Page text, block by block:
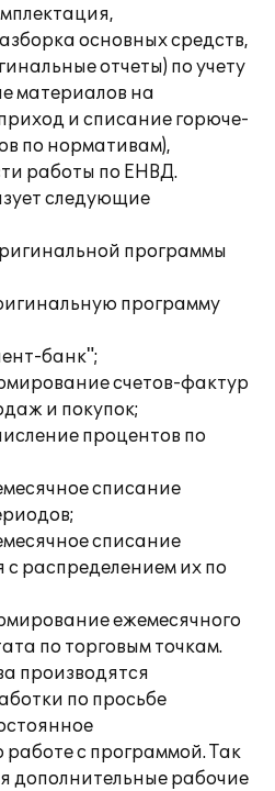
основных средств,
отчеты) по учету
материалов на
и списание горюче-
по нормативам),
работы по ЕНВД.
следующие
программы
программу
банк";
счетов-фактур
и покупок;
процентов по
списание
списание
распределением их по
ежемесячного
по торговым точкам.
производятся
по просьбе
с программой. Так
дополнительные рабочие